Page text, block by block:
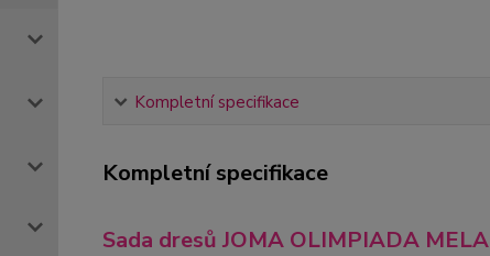
Kompletní specifikace
Kompletní specifikace
Sada dresů JOMA OLIMPIADA